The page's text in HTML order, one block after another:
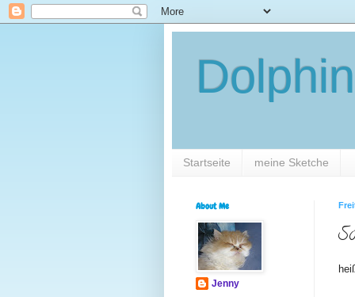
Startseite meine Sketche
About Me
Jenny